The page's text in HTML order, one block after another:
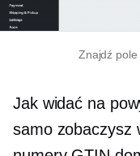
Znajdź pole
Jak widać na
samo zobaczysz